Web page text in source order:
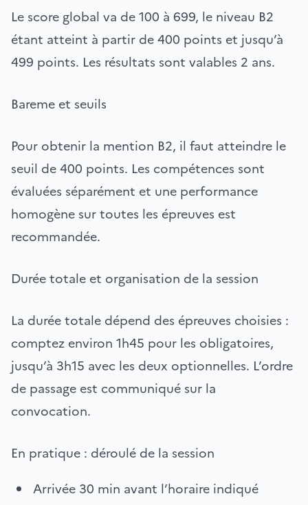
Le score global va de 100 à 699, le niveau B2
étant atteint à partir de 400 points et jusqu’à
499 points. Les résultats sont valables 2 ans.
Bareme et seuils
Pour obtenir la mention B2, il faut atteindre le
seuil de 400 points. Les compétences sont
évaluées séparément et une performance
homogène sur toutes les épreuves est
recommandée.
Durée totale et organisation de la session
La durée totale dépend des épreuves choisies :
comptez environ 1h45 pour les obligatoires,
jusqu’à 3h15 avec les deux optionnelles. L’ordre
de passage est communiqué sur la
convocation.
En pratique : déroulé de la session
Arrivée 30 min avant l’horaire indiqué